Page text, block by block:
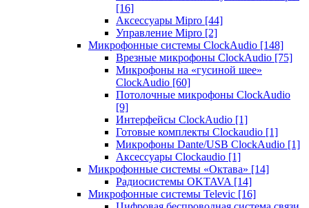
[16]
Аксессуары Mipro [44]
Управление Mipro [2]
Микрофонные системы ClockAudio [148]
Врезные микрофоны ClockAudio [75]
Микрофоны на «гусиной шее»
ClockAudio [60]
Потолочные микрофоны ClockAudio
[9]
Интерфейсы ClockAudio [1]
Готовые комплекты Clockaudio [1]
Микрофоны Dante/USB ClockAudio [1]
Аксессуары Clockaudio [1]
Микрофонные системы «Октава» [14]
Радиосистемы OKTAVA [14]
Микрофонные системы Televic [16]